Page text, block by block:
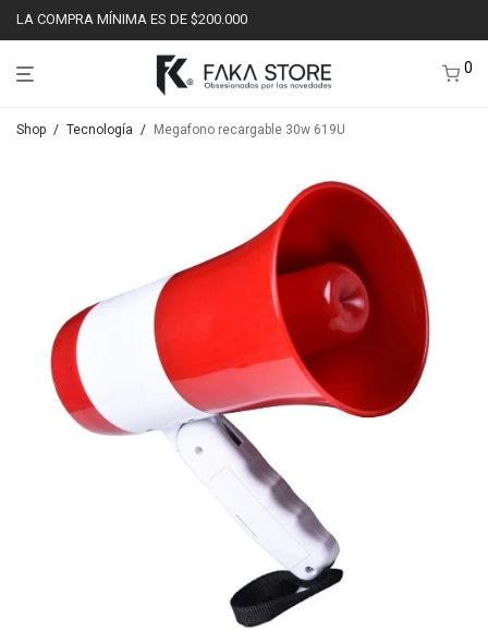
LA COMPRA MÍNIMA ES DE $200.000
0
Shop / Tecnología / Megafono recargable 30w 619U